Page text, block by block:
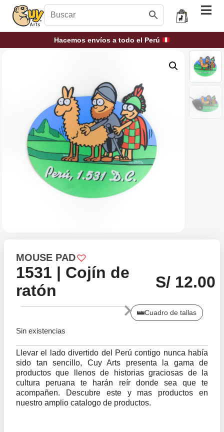
Hacemos envíos a todo el Perú
MOUSE PAD
1531 | Cojín de
ratón
S/12.00
Cuadro de tallas
Sin existencias
Llevar el lado divertido del Perú contigo nunca había
sido tan sencillo, Cuy Arts presenta la gama de
productos que llenos de historias graciosas de la
cultura peruana te harán reír donde sea que te
acompañen. Descubre este y mas productos en
nuestro amplio catalogo de productos.